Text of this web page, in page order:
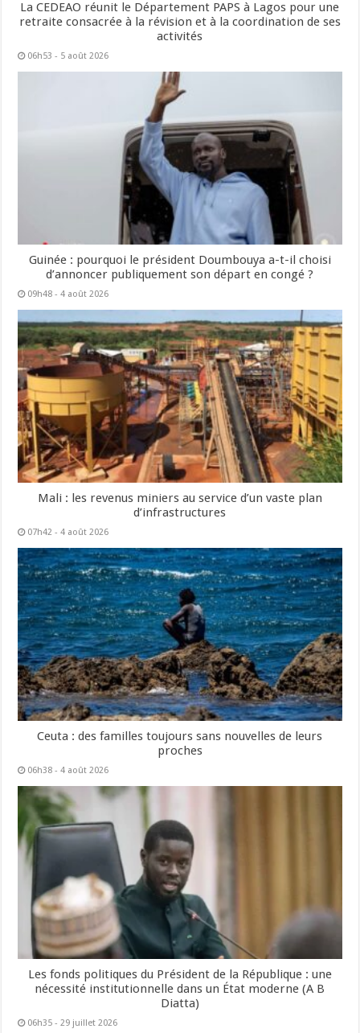
La CEDEAO réunit le Département PAPS à Lagos pour une
retraite consacrée à la révision et à la coordination de ses
activités
06h53 - 5 août 2026
Guinée : pourquoi le président Doumbouya a-t-il choisi
d’annoncer publiquement son départ en congé ?
09h48 - 4 août 2026
Mali : les revenus miniers au service d’un vaste plan
d’infrastructures
07h42 - 4 août 2026
Ceuta : des familles toujours sans nouvelles de leurs
proches
06h38 - 4 août 2026
Les fonds politiques du Président de la République : une
nécessité institutionnelle dans un État moderne (A B
Diatta)
06h35 - 29 juillet 2026